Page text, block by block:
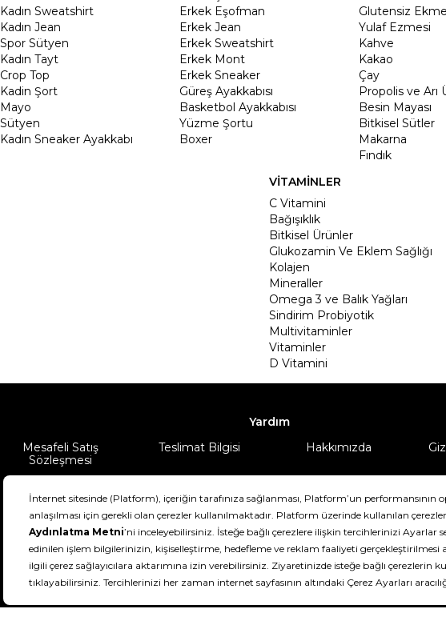
Kadın Sweatshirt
Kadın Jean
Spor Sütyen
Kadın Tayt
Crop Top
Kadin Şort
Mayo
Sütyen
Kadın Sneaker Ayakkabı
Erkek Eşofman
Erkek Jean
Erkek Sweatshirt
Erkek Mont
Erkek Sneaker
Güreş Ayakkabısı
Basketbol Ayakkabısı
Yüzme Şortu
Boxer
Glutensiz
Yulaf Ezmesi
Kahve
Kakao
Çay
Propolis ve Arı
Besin Mayası
Bitkisel Sütler
Makarna
Fındık
VİTAMİNLER
C Vitamini
Bağışıklık
Bitkisel Ürünler
Glukozamin Ve Eklem Sağlığı
Kolajen
Mineraller
Omega 3 ve Balık Yağları
Sindirim Probiyotik
Multivitaminler
Vitaminler
D Vitamini
Yardım
Mesafeli Satış
Sözleşmesi
Teslimat Bilgisi Hakkımızda
DeFactoFIT ©️ 2022-2026. Tüm hakları saklıdır.